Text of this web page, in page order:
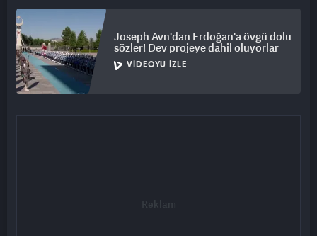
Joseph Avn'dan Erdoğan'a övgü dolu
sözler! Dev projeye dahil oluyorlar
VIDEOYU İZLE